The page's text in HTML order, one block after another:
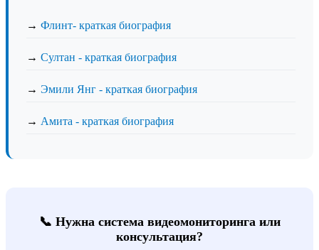
→ Флинт- краткая биография
→ Султан - краткая биография
→ Эмили Янг - краткая биография
→ Амита - краткая биография
📞 Нужна система видеомониторинга или
консультация?